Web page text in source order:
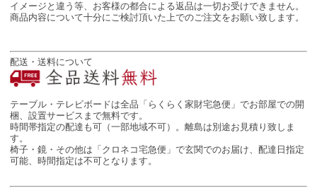
イメージと違う等、お客様の都合による返品は一切お受けできません。
商品内容について十分にご検討頂いた上でのご注文をお願い致します。
配送・送料について
テーブル・テレビボードは全品「らくらく家財宅急便」でお部屋での開
梱、設置サービスまで無料です。
時間帯指定の配達も可（一部地域不可）。離島は別途お見積り致しま
す。
椅子・鏡・その他は「クロネコ宅急便」で玄関でのお届け、配達日指定
可能、時間指定は不可となります。